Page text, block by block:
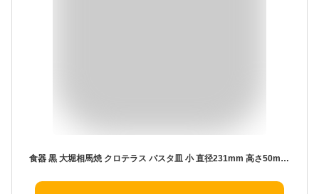
食器 黒 大堀相馬焼 クロテラス パスタ皿 小 直径231mm 高さ50mm 黒照 雄勝硯 漆黒 高級 陶磁器 焼き物 映える 日本製 お皿 盛り付け カフェ 黒いお皿 おしゃれ スープ皿 レストラン